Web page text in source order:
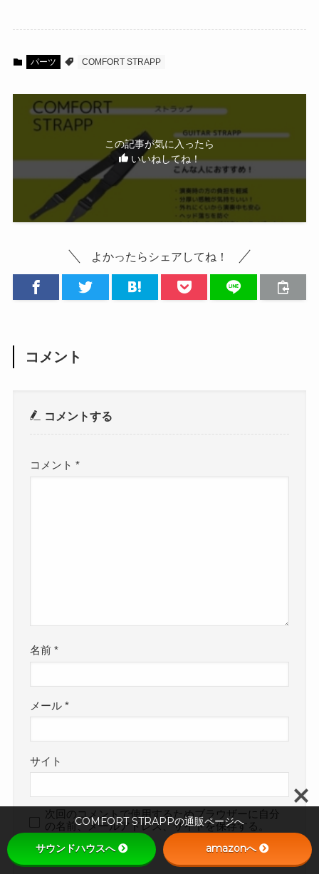
パーツ COMFORT STRAPP
この記事が気に入ったら
いいねしてね！
よかったらシェアしてね！
コメント
コメントする
コメント*
名前*
メール*
サイト
次回のコメントで使用するためブラウザーに自分
の名前、メールアドレス、サイトを保存する。
COMFORT STRAPPの通販ページへ
サウンドハウスへ amazonへ